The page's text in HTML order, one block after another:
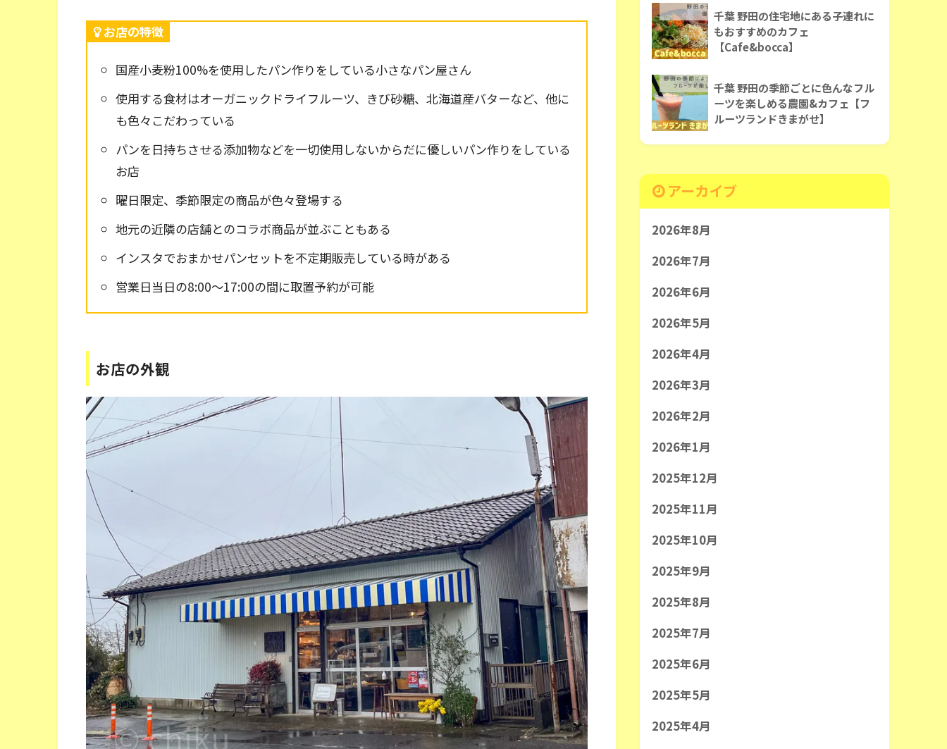
お店の特徴
国産小麦粉100%を使用したパン作りをしている小さなパン屋さん
使用する食材はオーガニックドライフルーツ、きび砂糖、北海道産バターなど、他に
も色々こだわっている
パンを日持ちさせる添加物などを一切使用しないからだに優しいパン作りをしている
お店
曜日限定、季節限定の商品が色々登場する
地元の近隣の店舗とのコラボ商品が並ぶこともある
インスタでおまかせパンセットを不定期販売している時がある
営業日当日の8:00～17:00の間に取置予約が可能
お店の外観
千葉 野田の住宅地にある子連れに
もおすすめのカフェ
【Cafe&bocca】
千葉 野田の季節ごとに色んなフル
ーツを楽しめる農園&カフェ【フ
ルーツランドきまがせ】
アーカイブ
2026年8月
2026年7月
2026年6月
2026年5月
2026年4月
2026年3月
2026年2月
2026年1月
2025年12月
2025年11月
2025年10月
2025年9月
2025年8月
2025年7月
2025年6月
2025年5月
2025年4月